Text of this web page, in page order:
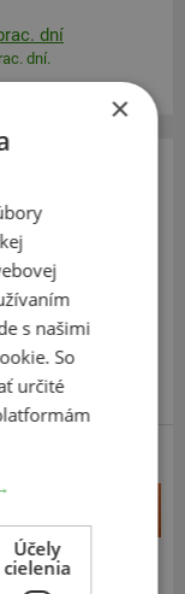
dní
dní.
–
dní
×
s našimi
So
určité
Účely
cielenia